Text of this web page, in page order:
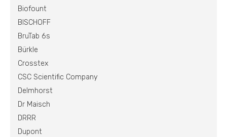
Biofount
BISCHOFF
BruTab 6s
Bürkle
Crosstex
CSC Scientific Company
Delmhorst
Dr Maisch
DRRR
Dupont